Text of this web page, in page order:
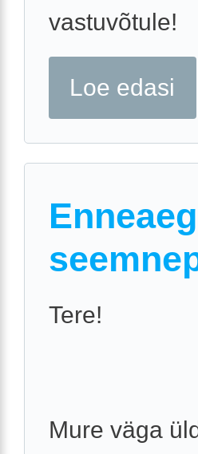
vastuvõtule!
Loe edasi
Tere!
Mure väga